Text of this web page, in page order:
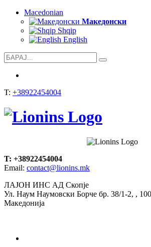
Macedonian
Mакедонски
Shqip
English
T: +38922454004
T: +38922454004
Email: contact@lionins.mk
ЛАЈОН ИНС АД Скопје
Ул. Наум Наумовски Борче бр. 38/1-2, ,
Македонија